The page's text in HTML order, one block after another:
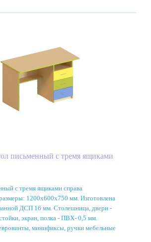
письменный с тремя ящиками
с тремя ящиками справа
1200х600х750 мм. Изготовлена
ДСП 16 мм. Столешница, двери -
экран, полка - ПВХ- 0,5 мм.
минификсы, ручки мебельные